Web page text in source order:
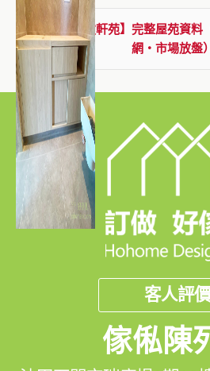
查看【瓊軒苑】完整屋苑資料
網・市場放盤
客人評價
傢俬陳